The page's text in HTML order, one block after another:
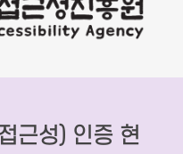
근성) 인증 현